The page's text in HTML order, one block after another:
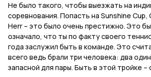
Не было такого, чтобы выезжать на
соревнования. Попасть на Sunshine Cup,
Herr – это было очень престижно. Это
означало, что ты по факту своего
года заслужил быть в команде. Это
всего ведь брали три человека: два
запасной для пары. Быть в этой тройке –